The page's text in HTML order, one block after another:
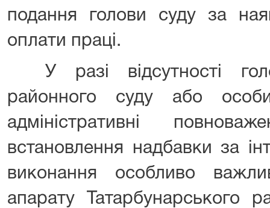
подання голови суду за
оплати праці.
У разі відсутності
районного суду або
адміністративні
встановлення надбавки за
виконання особливо
апарату Татарбунарського